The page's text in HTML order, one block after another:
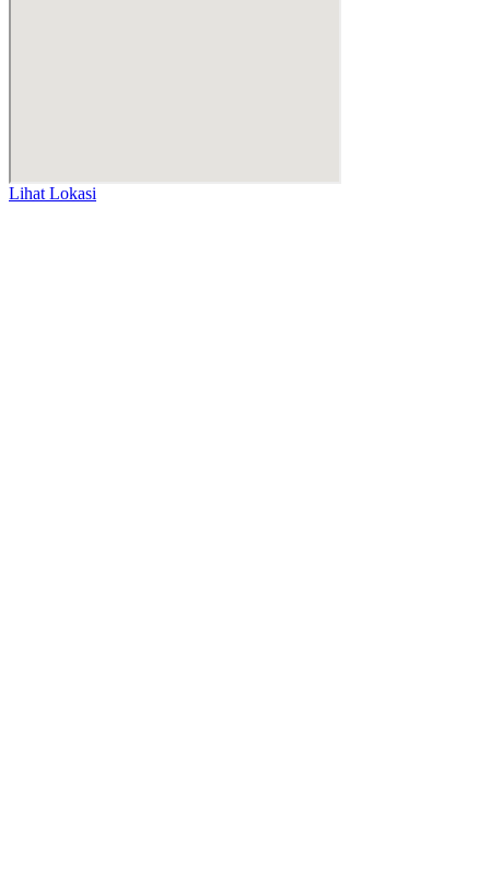
Lihat Lokasi